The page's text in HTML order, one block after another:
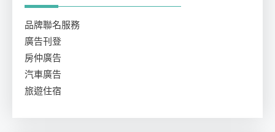
品牌聯名服務
廣告刊登
房仲廣告
汽車廣告
旅遊住宿